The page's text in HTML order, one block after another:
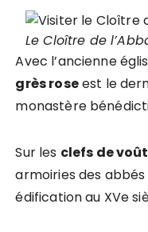
Le Cloître de
Avec l’ancienne
grès roseest le
monastère
Sur les clefs de
armoiries des
édification au XVe